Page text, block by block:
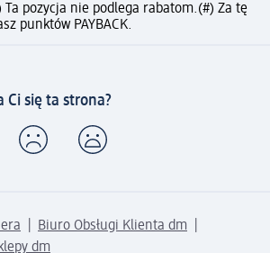
Ta pozycja nie podlega rabatom.(#) Za tę
punktów PAYBACK.
Ci się ta strona?
Biuro Obsługi Klienta dm
dm